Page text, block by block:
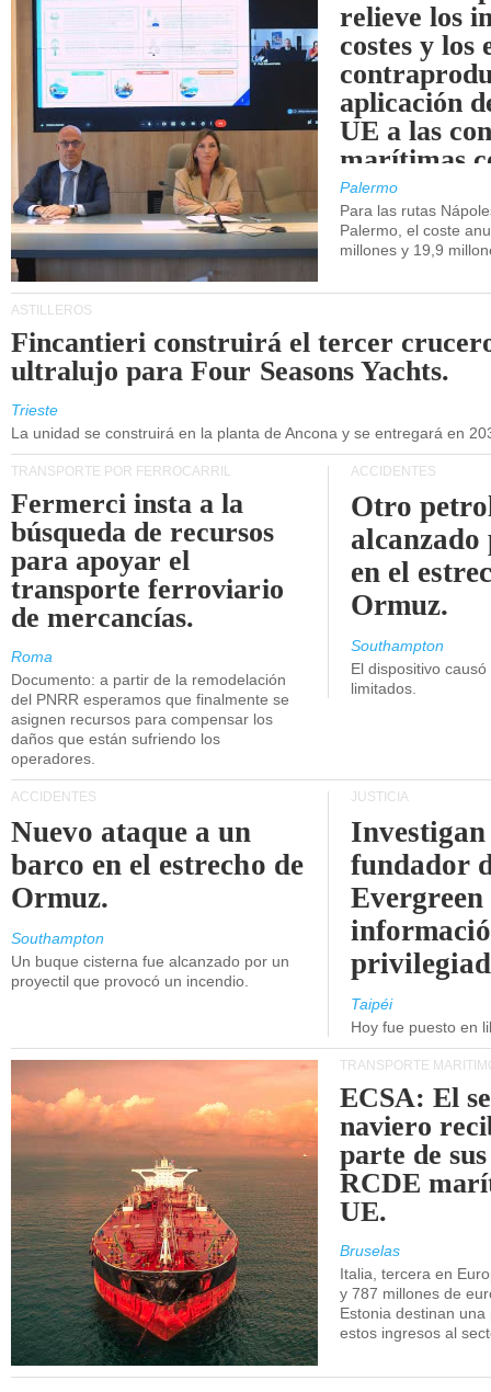
relieve los
costes y los
aplicación
UE a las
marítimas
de Sicilia.
Palermo
Para las rutas
Palermo, el coste
millones y 19,9
ASTILLEROS
Fincantieri construirá el tercer
ultralujo para Four Seasons Yachts.
Trieste
La unidad se construirá en la planta de Ancona y se entregará en
TRANSPORTE POR FERROCARRIL
Fermerci insta a la
búsqueda de recursos
para apoyar el
transporte ferroviario
de mercancías.
Roma
Documento: a partir de la remodelación
del PNRR esperamos que finalmente se
asignen recursos para compensar los
daños que están sufriendo los
operadores.
ACCIDENTES
Otro
en el
Ormuz.
Southampton
El dispositivo
limitados.
ACCIDENTES
Nuevo ataque a un
barco en el estrecho de
Ormuz.
Southampton
Un buque cisterna fue alcanzado por un
proyectil que provocó un incendio.
JUSTICIA
fundador
Taipéi
Hoy fue puesto en
TRANSPORTE
ECSA: El
naviero
parte de
RCDE
UE.
Bruselas
Italia, tercera en
y 787 millones de
Estonia destinan
estos ingresos al